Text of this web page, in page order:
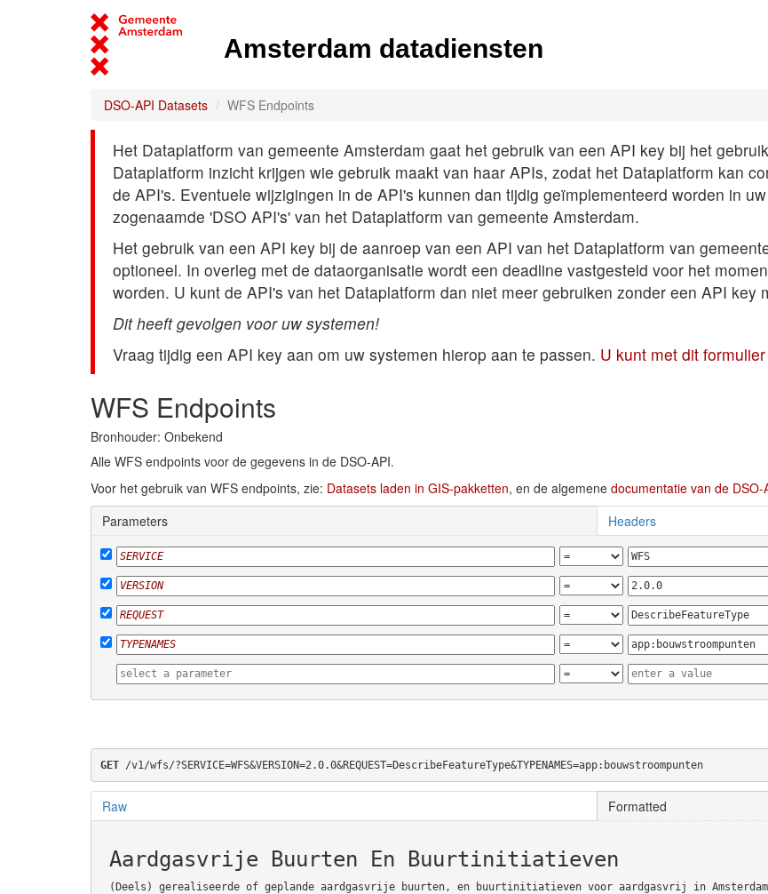
Amsterdam datadiensten
DSO-API Datasets WFS Endpoints
Het Dataplatform van gemeente Amsterdam gaat het gebruik van een API key bij het
Dataplatform inzicht krijgen wie gebruik maakt van haar APIs, zodat het Dataplatform kan
de API's. Eventuele wijzigingen in de API's kunnen dan tijdig geïmplementeerd worden in
zogenaamde 'DSO API's' van het Dataplatform van gemeente Amsterdam.
Het gebruik van een API key bij de aanroep van een API van het Dataplatform van
optioneel. In overleg met de dataorganisatie wordt een deadline vastgesteld voor het
worden. U kunt de API's van het Dataplatform dan niet meer gebruiken zonder een API key
Dit heeft gevolgen voor uw systemen!
Vraag tijdig een API key aan om uw systemen hierop aan te passen. U kunt met dit
WFS Endpoints
Bronhouder: Onbekend
Alle WFS endpoints voor de gegevens in de DSO-API.
Voor het gebruik van WFS endpoints, zie: Datasets laden in GIS-pakketten, en de algemene documentatie van de DSO-
Parameters
Headers
GET /v1/wfs/?SERVICE=WFS&VERSION=2.0.0&REQUEST=DescribeFeatureType&TYPENAMES=app:bouwstroompunten
Raw Formatted
Aardgasvrije Buurten En Buurtinitiatieven
(Deels) gerealiseerde of geplande aardgasvrije buurten, en buurtinitiatieven voor aardgasvrij in Amsterdam